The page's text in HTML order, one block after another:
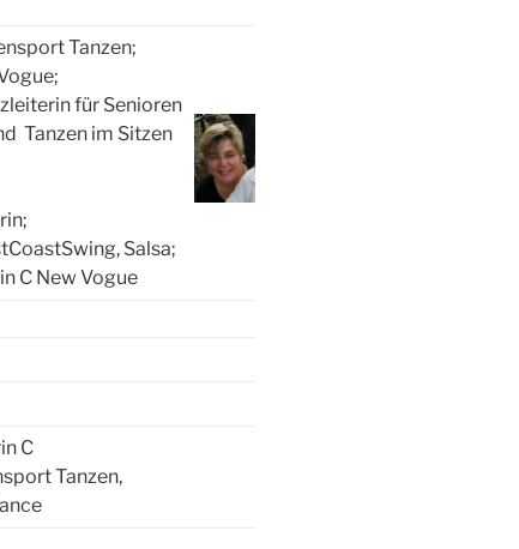
Tanzen;
für Senioren
Tanzen im Sitzen
Salsa;
C New Vogue
C
Tanzen,